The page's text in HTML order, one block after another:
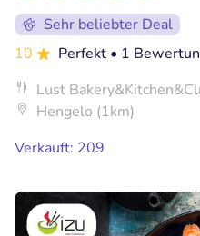
Sehr beliebter Deal
10
Perfekt • 1
Lust
Hengelo (1km)
Verkauft: 209